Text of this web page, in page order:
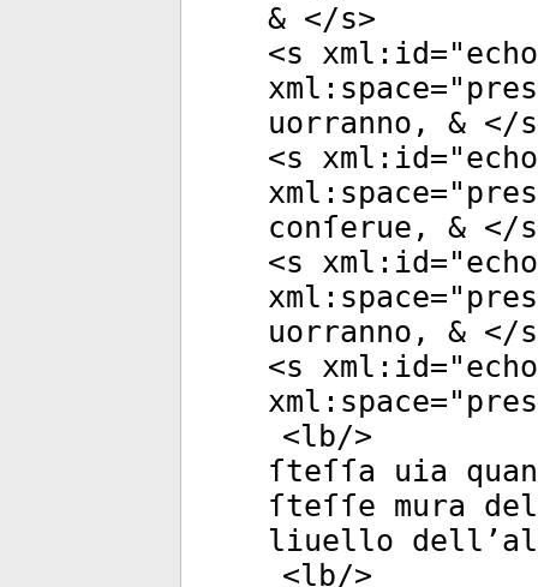
& </s>
<s xml:id="
xml:space="
uorranno, & </s
<s xml:id="
xml:space="
conſerue, & </s
<s xml:id="
xml:space="
uorranno, & </s
<s xml:id="
xml:space="
<lb/>
ſteſſa uia
ſteſſe mura
liuello
<lb/>